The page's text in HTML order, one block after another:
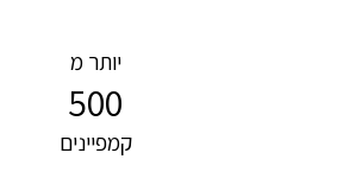
יותר מ
500
קמפיינים